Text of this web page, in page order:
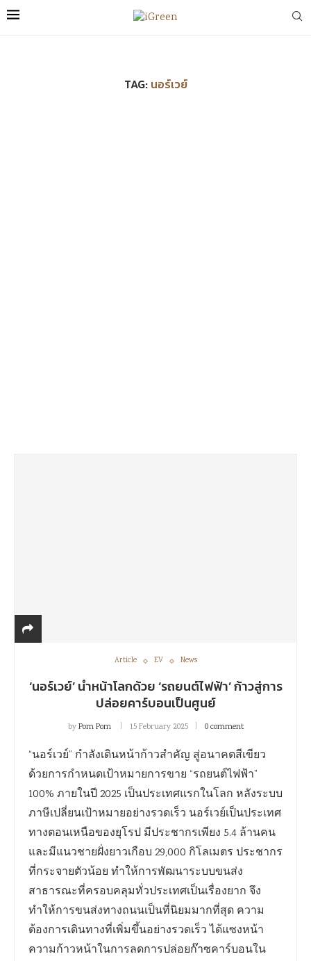
TAG: นอร์เวย์
Article EV News
‘นอร์เวย์’ นำหน้าโลกด้วย ‘รถยนต์ไฟฟ้า’ ก้าวสู่การ
ปล่อยคาร์บอนเป็นศูนย์
byPom Pom 15 February 2025 0 comment
“นอร์เวย์” กำลังเดินหน้าก้าวสำคัญ สู่อนาคตสีเขียว
ด้วยการกำหนดเป้าหมายการขาย “รถยนต์ไฟฟ้า”
100% ภายในปี 2025 เป็นประเทศแรกในโลก หลังระบบ
ภาษีเปลี่ยนเป้าหมายอย่างรวดเร็ว นอร์เวย์เป็นประเทศ
ทางตอนเหนือของยุโรป มีประชากรเพียง 5.4 ล้านคน
และมีแนวชายฝั่งยาวเกือบ 29,000 กิโลเมตร ประชากร
ที่กระจายตัวน้อย ทำให้การพัฒนาระบบขนส่ง
สาธารณะที่ครอบคลุมทั่วประเทศเป็นเรื่องยาก จึง
ทำให้การขนส่งทางถนนเป็นที่นิยมมากที่สุด ความ
ต้องการเดินทางที่เพิ่มขึ้นอย่างรวดเร็ว ได้แซงหน้า
ความก้าวหน้าในการลดการปล่อยก๊าซคาร์บอนใน